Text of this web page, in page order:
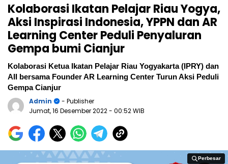
Kolaborasi Ikatan Pelajar Riau Yogya,
Aksi Inspirasi Indonesia, YPPN dan AR
Learning Center Peduli Penyaluran
Gempa bumi Cianjur
Kolaborasi Ketua Ikatan Pelajar Riau Yogyakarta (IPRY) dan
AII bersama Founder AR Learning Center Turun Aksi Peduli
Gempa Cianjur
Admin
- Publisher
Jumat, 16 Desember 2022- 00:52 WIB
Perbesar
Perbesar